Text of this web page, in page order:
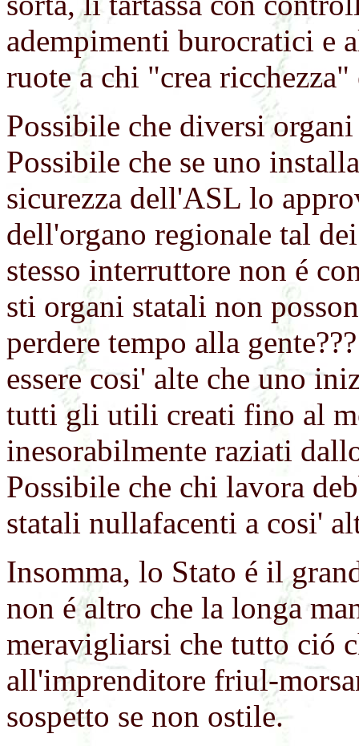
adempimenti burocratici e
ruote a chi "crea
Possibile che diversi
Possibile che se uno
sicurezza dell'ASL lo
dell'organo regionale tal
stesso interruttore non é
sti organi statali non
perdere tempo alla
essere cosi' alte che uno
tutti gli utili creati fino al
inesorabilmente raziati
Possibile che chi lavora
statali nullafacenti a cosi'
Insomma, lo Stato é il
non é altro che la longa
meravigliarsi che tutto ció
all'imprenditore friul-
sospetto se non ostile.